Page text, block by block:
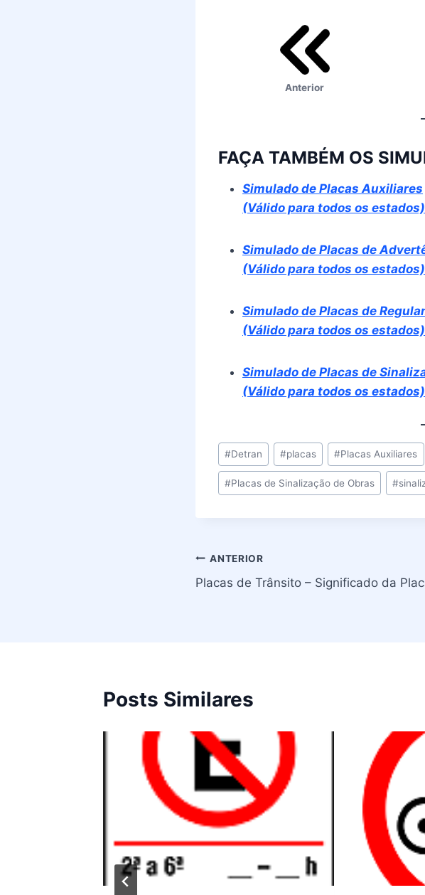
Anterior
FAÇA TAMBÉM OS
Simulado de Placas Auxiliares
(Válido para todos os estados)
Simulado de Placas de
(Válido para todos os estados)
Simulado de Placas de
(Válido para todos os estados)
Simulado de Placas de
(Válido para todos os estados)
Tags
do
Post:
#Detran #placas #Placas Auxiliares
#Placas de Sinalização de Obras #
Navegação
de
ANTERIOR
Placas de Trânsito – Significado da
Posts Similares